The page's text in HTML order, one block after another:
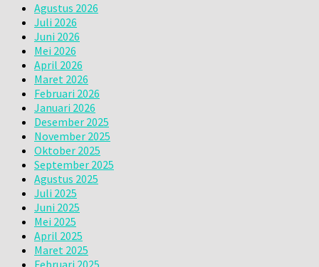
Agustus 2026
Juli 2026
Juni 2026
Mei 2026
April 2026
Maret 2026
Februari 2026
Januari 2026
Desember 2025
November 2025
Oktober 2025
September 2025
Agustus 2025
Juli 2025
Juni 2025
Mei 2025
April 2025
Maret 2025